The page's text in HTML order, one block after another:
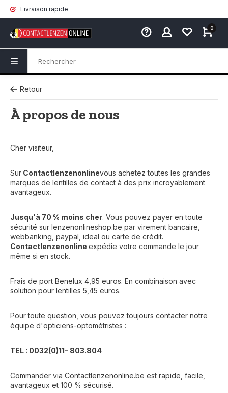
Livraison rapide
0
Retour
À propos de nous
Cher visiteur,
Sur Contactlenzenonlinevous achetez toutes les grandes
marques de lentilles de contact à des prix incroyablement
avantageux.
Jusqu'à 70 % moins cher. Vous pouvez payer en toute
sécurité sur lenzenonlineshop.be par virement bancaire,
webbanking, paypal, ideal ou carte de crédit.
Contactlenzenonline expédie votre commande le jour
même si en stock.
Frais de port Benelux 4,95 euros. En combinaison avec
solution pour lentilles 5,45 euros.
Pour toute question, vous pouvez toujours contacter notre
équipe d'opticiens-optométristes :
TEL : 0032(0)11- 803.804
Commander via Contactlenzenonline.be est rapide, facile,
avantageux et 100 % sécurisé.